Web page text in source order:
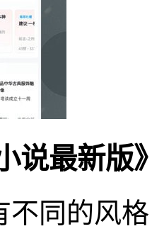
说最新版
不同的风